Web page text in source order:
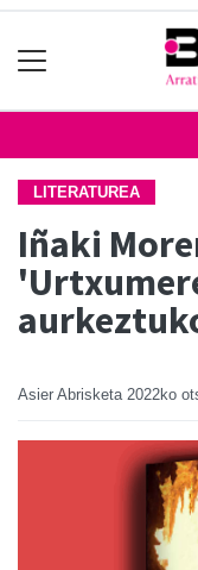
LITERATUREA
Iñaki
Asier Abrisketa 2022ko